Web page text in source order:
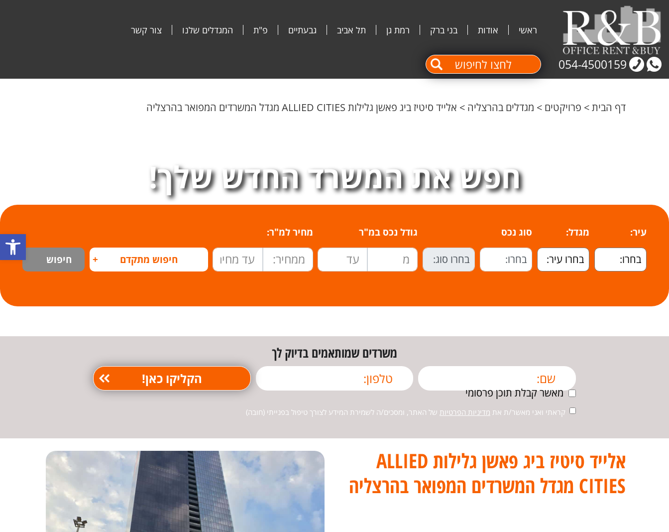
ראשי אודות בני ברק רמת גן תל אביב גבעתיים פ"ת המגדלים שלנו צור קשר
054-4500159 לחצו לחיפוש
דף הבית> פרויקטים > מגדלים בהרצליה > אלייד סיטיז ביג פאשן גלילות ALLIED CITIES מגדל המשרדים המפואר בהרצליה
חפש את המשרד החדש שלך!
עיר: מגדל: סוג נכס גודל נכס במ"ר מחיר למ"ר:
חיפוש מתקדם + חיפוש
משרדים שמותאמים בדיוק לך
מאשר קבלת תוכן פרסומי
קראתי ואני מאשר/ת את מדיניות הפרטיות של האתר, ומסכים/ה לשמירת המידע לצורך טיפול בפנייתי (חובה)
אלייד סיטיז ביג פאשן גלילות ALLIED
CITIES מגדל המשרדים המפואר בהרצליה